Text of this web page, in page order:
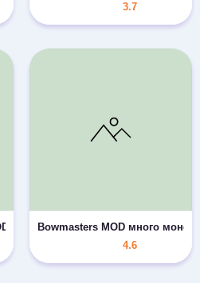
3.7
свободные покупки
Bowmasters MOD много
4.6